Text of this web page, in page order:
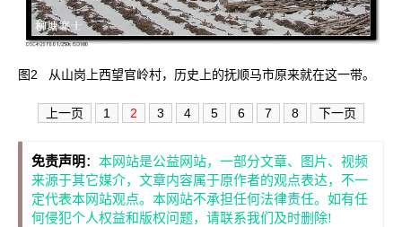
图2 从山岗上西望官岭村，历史上的抚顺马市原来就在这一带。
上一页 1 2 3 4 5 6 7 8 下一页
免责声明 ： 本网站是公益网站，一部分文章、图片、视频
来源于其它媒介，文章内容属于原作者的观点表达，不一
定代表本网站观点。本网站不承担任何法律责任。如有任
何侵犯个人权益和版权问题，请联系我们及时删除!